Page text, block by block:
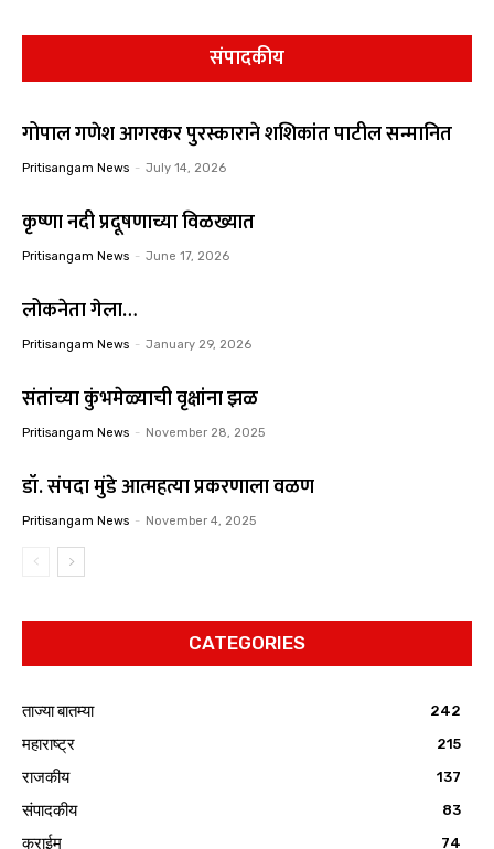
संपादकीय
गोपाल गणेश आगरकर पुरस्काराने शशिकांत पाटील सन्मानित
Pritisangam News - July 14, 2026
कृष्णा नदी प्रदूषणाच्या विळख्यात
Pritisangam News - June 17, 2026
लोकनेता गेला…
Pritisangam News - January 29, 2026
संतांच्या कुंभमेळ्याची वृक्षांना झळ
Pritisangam News - November 28, 2025
डॉ. संपदा मुंडे आत्महत्या प्रकरणाला वळण
Pritisangam News - November 4, 2025
CATEGORIES
ताज्या बातम्या 242
महाराष्ट्र 215
राजकीय 137
संपादकीय 83
क्राईम 74